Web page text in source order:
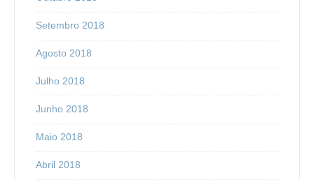
Setembro 2018
Agosto 2018
Julho 2018
Junho 2018
Maio 2018
Abril 2018